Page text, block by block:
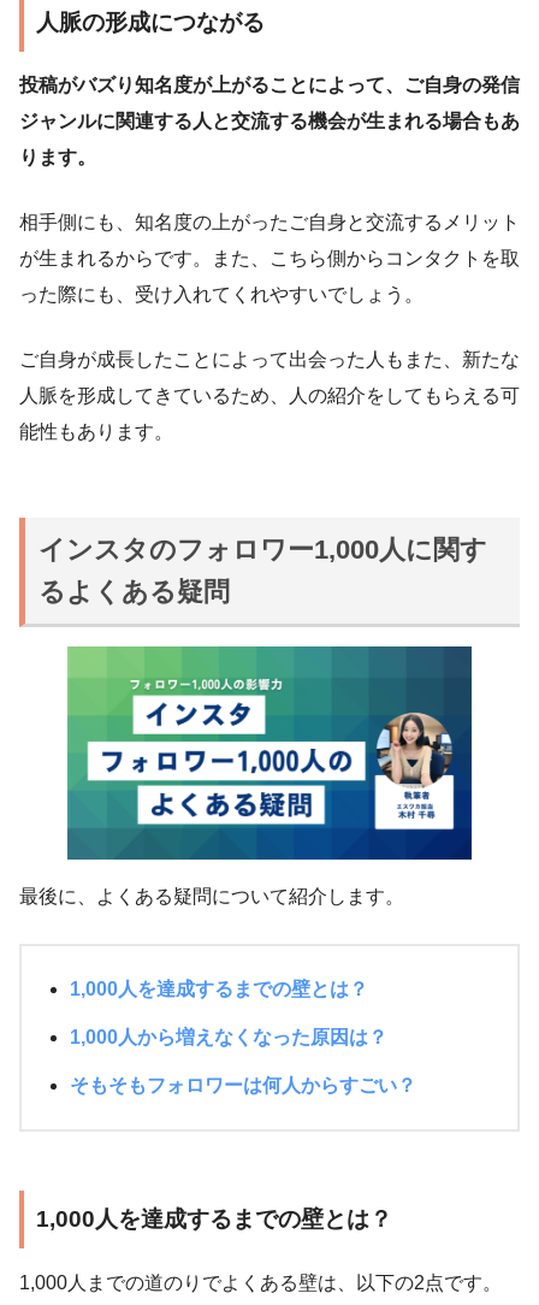
人脈の形成につながる
投稿がバズり知名度が上がることによって、ご自身の発信
ジャンルに関連する人と交流する機会が生まれる場合もあ
ります。
相手側にも、知名度の上がったご自身と交流するメリット
が生まれるからです。また、こちら側からコンタクトを取
った際にも、受け入れてくれやすいでしょう。
ご自身が成長したことによって出会った人もまた、新たな
人脈を形成してきているため、人の紹介をしてもらえる可
能性もあります。
インスタのフォロワー1,000人に関す
るよくある疑問
最後に、よくある疑問について紹介します。
1,000人を達成するまでの壁とは？
1,000人から増えなくなった原因は？
そもそもフォロワーは何人からすごい？
1,000人を達成するまでの壁とは？
1,000人までの道のりでよくある壁は、以下の2点です。